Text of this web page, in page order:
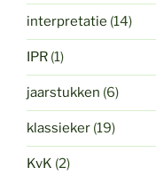
interpretatie (14)
IPR (1)
jaarstukken (6)
klassieker (19)
KvK (2)